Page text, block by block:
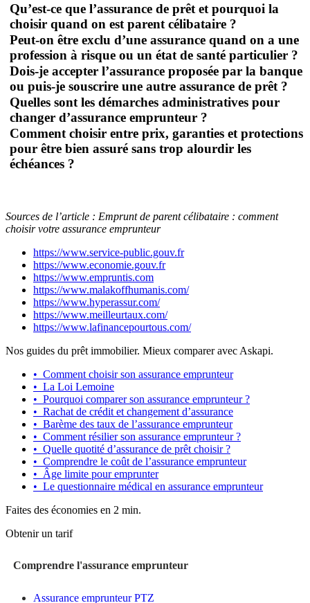
Qu’est-ce que l’assurance de prêt et pourquoi la
choisir quand on est parent célibataire ?
Peut-on être exclu d’une assurance quand on a une
profession à risque ou un état de santé particulier ?
Dois-je accepter l’assurance proposée par la banque
ou puis-je souscrire une autre assurance de prêt ?
Quelles sont les démarches administratives pour
changer d’assurance emprunteur ?
Comment choisir entre prix, garanties et protections
pour être bien assuré sans trop alourdir les
échéances ?
Sources de l’article : Emprunt de parent célibataire : comment
choisir votre assurance emprunteur
https://www.service-public.gouv.fr
https://www.economie.gouv.fr
https://www.empruntis.com
https://www.malakoffhumanis.com/
https://www.hyperassur.com/
https://www.meilleurtaux.com/
https://www.lafinancepourtous.com/
Nos guides du prêt immobilier. Mieux comparer avec Askapi.
• Comment choisir son assurance emprunteur
• La Loi Lemoine
• Pourquoi comparer son assurance emprunteur ?
• Rachat de crédit et changement d’assurance
• Barème des taux de l’assurance emprunteur
• Comment résilier son assurance emprunteur ?
• Quelle quotité d’assurance de prêt choisir ?
• Comprendre le coût de l’assurance emprunteur
• Âge limite pour emprunter
• Le questionnaire médical en assurance emprunteur
Faites des économies en 2 min.
Obtenir un tarif
Comprendre l'assurance emprunteur
Assurance emprunteur PTZ